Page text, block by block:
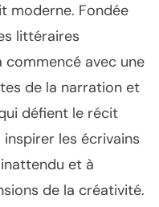
moderne. Fondée
littéraires
commencé avec une
de la narration et
défient le récit
les écrivains
et à
de la créativité.